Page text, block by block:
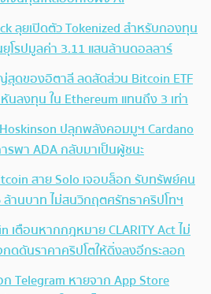
ลุยเปิดตัว Tokenized สำหรับกองทุน
โรปมูลค่า 3.11 แสนล้านดอลลาร์
สุดของอิตาลี ลดสัดส่วน Bitcoin ETF
นลงทุน ใน Ethereum แทนถึง 3 เท่า
ปลุกพลังคอมมูฯ Cardano
รพา ADA กลับมาเป็นผู้ชนะ
สาย Solo เจอบล็อก รับทรัพย์คน
ล้านบาท ไม่สนวิกฤตศรัทธาคริปโทฯ
เตือนหากกฎหมาย CLARITY Act ไม่
ดดันราคาคริปโตให้ดิ่งลงอีกระลอก
Telegram หายจาก App Store